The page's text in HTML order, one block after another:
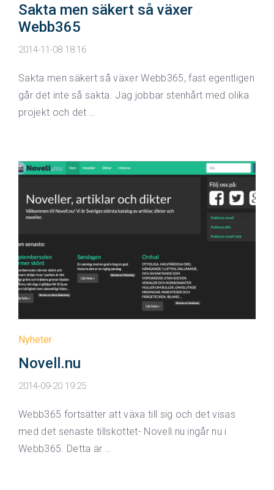
Sakta men säkert så växer
Webb365
2014-11-08 18:16
Sakta men säkert så växer Webb365, fast egentligen
går det inte så sakta. Jag jobbar stenhårt med olika
projekt och det …
Nyheter
Novell.nu
2014-09-20 19:25
Webb365 fortsätter att växa till sig och det visas
med det senaste tillskottet- Novell.nu ingår nu i
Webb365. Detta är …